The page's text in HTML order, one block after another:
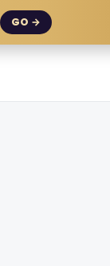
GO →